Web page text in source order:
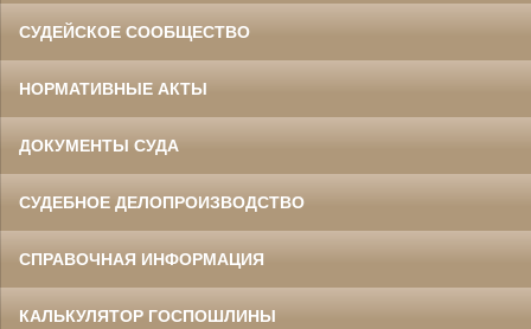
СУДЕЙСКОЕ СООБЩЕСТВО
НОРМАТИВНЫЕ АКТЫ
ДОКУМЕНТЫ СУДА
СУДЕБНОЕ ДЕЛОПРОИЗВОДСТВО
СПРАВОЧНАЯ ИНФОРМАЦИЯ
КАЛЬКУЛЯТОР ГОСПОШЛИНЫ